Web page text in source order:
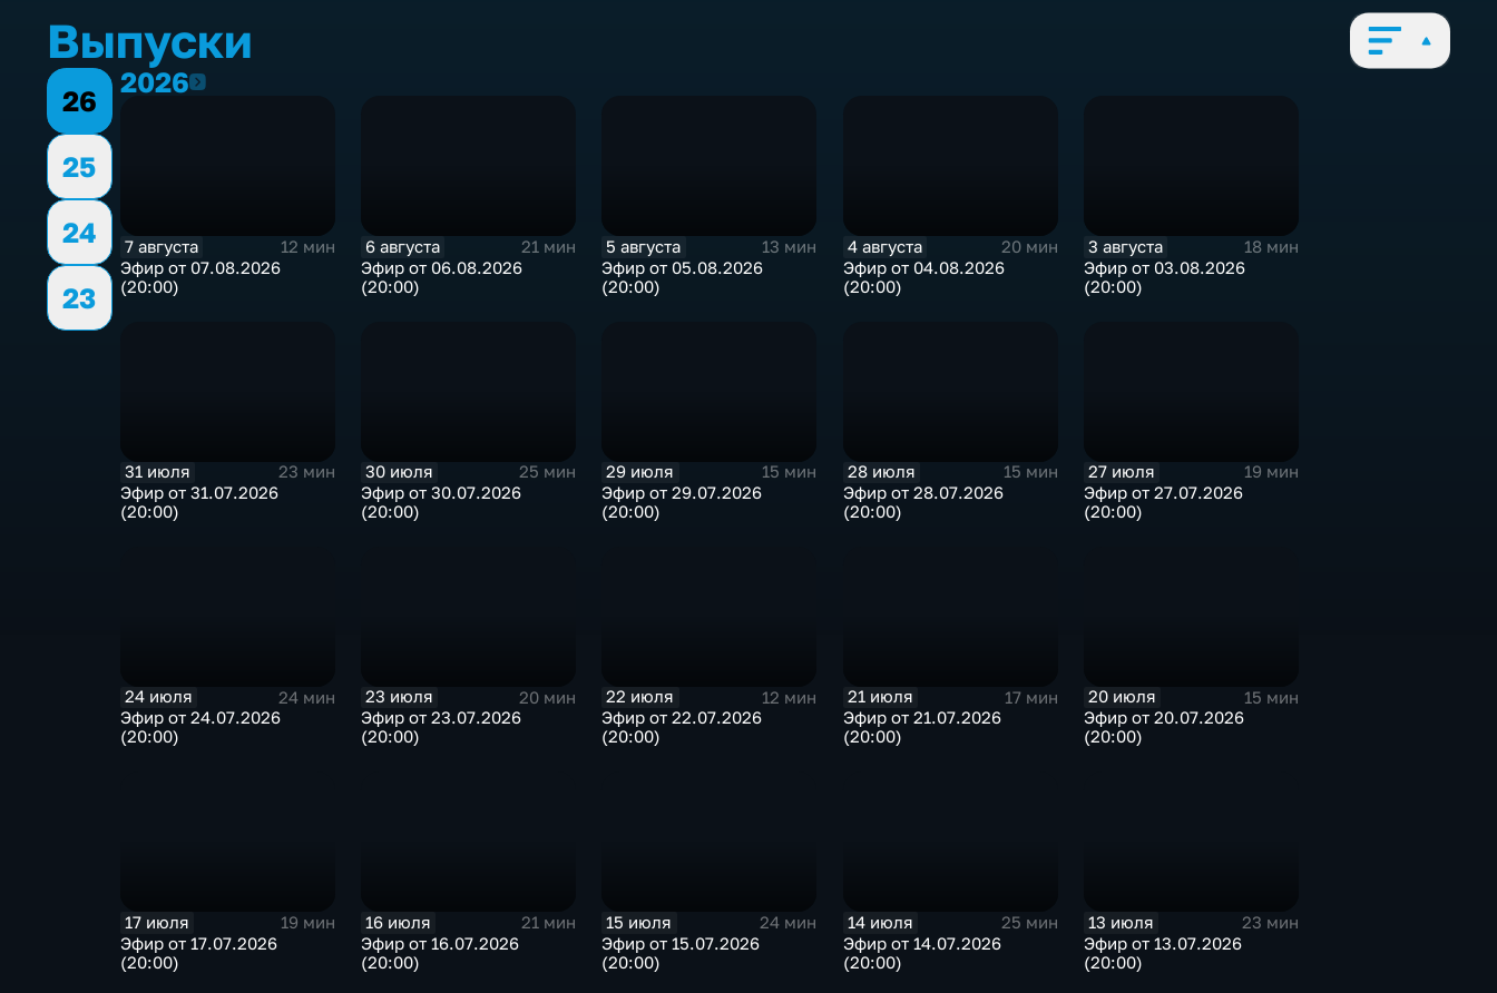
Выпуски
26
25
24
23
20262026
7 августа
12 мин
Эфир от 07.08.2026
(20:00)
6 августа
21 мин
Эфир от 06.08.2026
(20:00)
5 августа
13 мин
Эфир от 05.08.2026
(20:00)
4 августа
20 мин
Эфир от 04.08.2026
(20:00)
3 августа
18 мин
Эфир от 03.08.2026
(20:00)
31 июля
23 мин
Эфир от 31.07.2026
(20:00)
30 июля
25 мин
Эфир от 30.07.2026
(20:00)
29 июля
15 мин
Эфир от 29.07.2026
(20:00)
28 июля
15 мин
Эфир от 28.07.2026
(20:00)
27 июля
19 мин
Эфир от 27.07.2026
(20:00)
24 июля
24 мин
Эфир от 24.07.2026
(20:00)
23 июля
20 мин
Эфир от 23.07.2026
(20:00)
22 июля
12 мин
Эфир от 22.07.2026
(20:00)
21 июля
17 мин
Эфир от 21.07.2026
(20:00)
20 июля
15 мин
Эфир от 20.07.2026
(20:00)
17 июля
19 мин
Эфир от 17.07.2026
(20:00)
16 июля
21 мин
Эфир от 16.07.2026
(20:00)
15 июля
24 мин
Эфир от 15.07.2026
(20:00)
14 июля
25 мин
Эфир от 14.07.2026
(20:00)
13 июля
23 мин
Эфир от 13.07.2026
(20:00)